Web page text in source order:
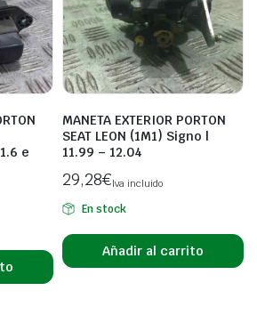
e
MANETA EXTERIOR PORTON
SEAT LEON (1M1) Signo |
11.99 – 12.04
29,28€Iva incluido
En stock
Añadir al carrito